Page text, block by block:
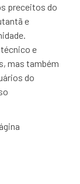
preceitos do
e
e
mas também
do